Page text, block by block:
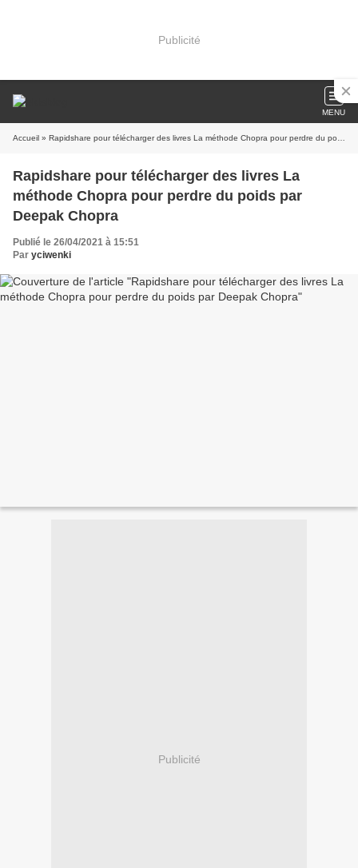
Publicité
MENU
Accueil » Rapidshare pour télécharger des livres La méthode Chopra pour perdre du poids par Deepak Chopra
Rapidshare pour télécharger des livres La
méthode Chopra pour perdre du poids par
Deepak Chopra
Publié le 26/04/2021 à 15:51
Par yciwenki
Publicité